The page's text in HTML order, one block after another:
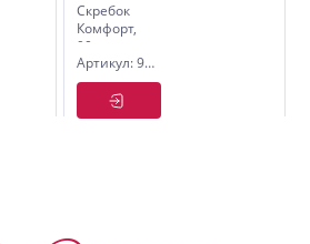
Скребок
Комфорт,
90
мм,PobeditАртикул: 9005805